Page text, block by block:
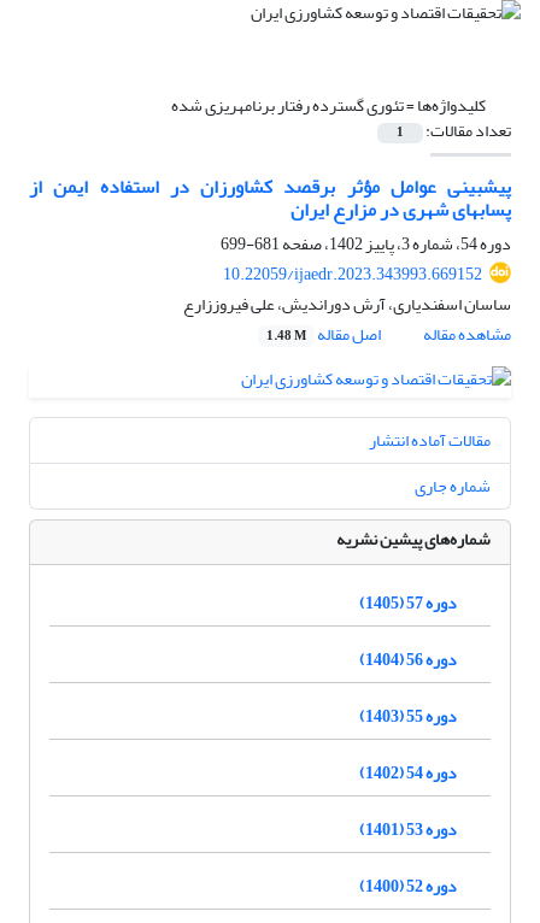
کلیدواژه‌ها =تئوری گسترده رفتار برنامهریزی شده
تعداد مقالات: 1
پیشبینی عوامل مؤثر برقصد کشاورزان در استفاده ایمن از
پسابهای شهری در مزارع ایران
دوره 54، شماره 3، پاییز 1402، صفحه
681-699
10.22059/ijaedr.2023.343993.669152
ساسان اسفندیاری، آرش دوراندیش، علی فیروززارع
مشاهده مقاله
اصل مقاله 1.48 M
مقالات آماده انتشار
شماره جاری
شماره‌های پیشین نشریه
دوره 57 (1405)
دوره 56 (1404)
دوره 55 (1403)
دوره 54 (1402)
دوره 53 (1401)
دوره 52 (1400)